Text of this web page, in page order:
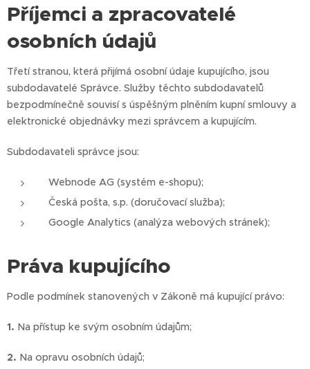
Příjemci a zpracovatelé
osobních údajů
Třetí stranou, která přijímá osobní údaje kupujícího, jsou
subdodavatelé Správce. Služby těchto subdodavatelů
bezpodmínečně souvisí s úspěšným plněním kupní smlouvy a
elektronické objednávky mezi správcem a kupujícím.
Subdodavateli správce jsou:
Webnode AG (systém e-shopu);
Česká pošta, s.p. (doručovací služba);
Google Analytics (analýza webových stránek);
Práva kupujícího
Podle podmínek stanovených v Zákoně má kupující právo:
1. Na přístup ke svým osobním údajům;
2. Na opravu osobních údajů;